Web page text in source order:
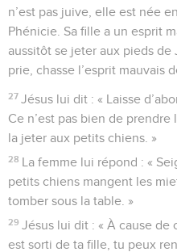
n’est pas juive, elle est née
Phénicie. Sa fille a un esprit
aussitôt se jeter aux pieds de
prie, chasse l’esprit mauvais
27 Jésus lui dit : « Laisse
Ce n’est pas bien de
la jeter aux petits chiens. »
28 La femme lui répond : «
petits chiens mangent les
tomber sous la table. »
29 Jésus lui dit : « À cause de
est sorti de ta fille, tu peux